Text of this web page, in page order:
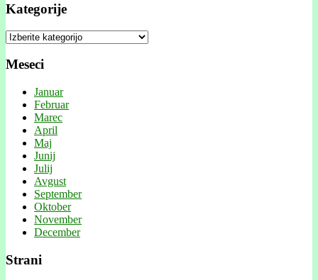
Kategorije
Kategorije
Meseci
Januar
Februar
Marec
April
Maj
Junij
Julij
Avgust
September
Oktober
November
December
Strani